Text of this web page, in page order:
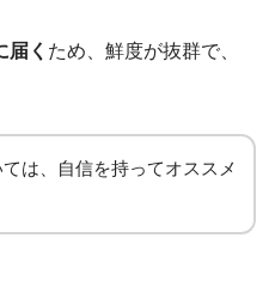
届く ため、鮮度が抜群で、
は、自信を持ってオススメ